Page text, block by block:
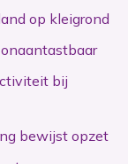
op kleigrond
bij
bewijst opzet